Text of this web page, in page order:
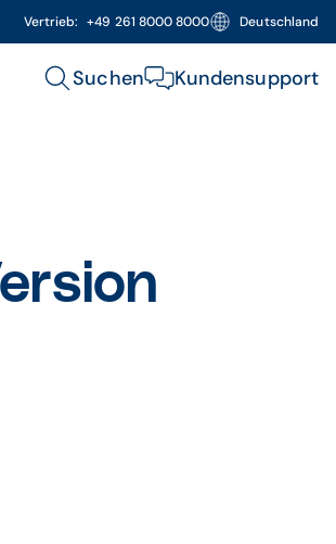
Vertrieb: +49 261 8000 8000 Deutschland
Suchen Kundensupport